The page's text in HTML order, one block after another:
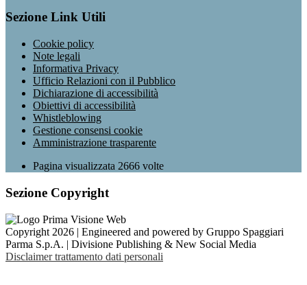
Sezione Link Utili
Cookie policy
Note legali
Informativa Privacy
Ufficio Relazioni con il Pubblico
Dichiarazione di accessibilità
Obiettivi di accessibilità
Whistleblowing
Gestione consensi cookie
Amministrazione trasparente
Pagina visualizzata 2666 volte
Sezione Copyright
Copyright 2026 | Engineered and powered by Gruppo Spaggiari
Parma S.p.A. | Divisione Publishing & New Social Media
Disclaimer trattamento dati personali